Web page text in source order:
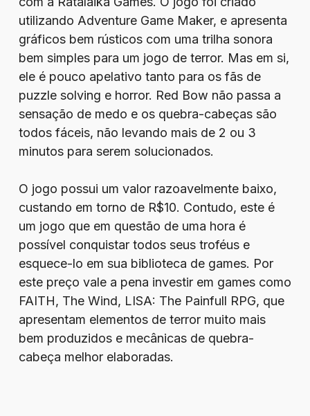
utilizando Adventure Game Maker, e apresenta
gráficos bem rústicos com uma trilha sonora
bem simples para um jogo de terror. Mas em si,
ele é pouco apelativo tanto para os fãs de
puzzle solving e horror. Red Bow não passa a
sensação de medo e os quebra-cabeças são
todos fáceis, não levando mais de 2 ou 3
minutos para serem solucionados.
O jogo possui um valor razoavelmente baixo,
custando em torno de R$10. Contudo, este é
um jogo que em questão de uma hora é
possível conquistar todos seus troféus e
esquece-lo em sua biblioteca de games. Por
este preço vale a pena investir em games como
FAITH, The Wind, LISA: The Painfull RPG, que
apresentam elementos de terror muito mais
bem produzidos e mecânicas de quebra-
cabeça melhor elaboradas.